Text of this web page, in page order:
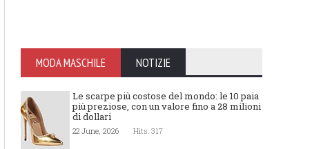
MODA MASCHILE NOTIZIE
Le scarpe più costose del mondo: le 10 paia
più preziose, con un valore fino a 28 milioni
di dollari
22 June, 2026 Hits: 317